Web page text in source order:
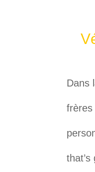
Dans
frères